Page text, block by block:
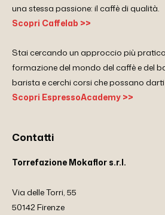
una stessa passione: il caffè di qualità.
Scopri Caffelab >>
Stai cercando un approccio più
formazione del mondo del caffè e del
barista e cerchi corsi che possano
Scopri EspressoAcademy >>
Contatti
Torrefazione Mokaflor s.r.l.
Via delle Torri, 55
50142 Firenze